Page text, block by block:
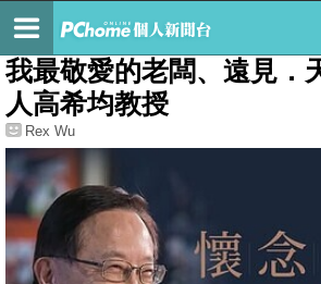
最新文章
我最敬愛的老闆、遠見．
人高希均教授
Rex Wu